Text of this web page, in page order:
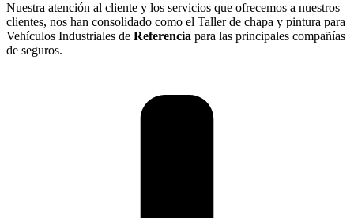
Nuestra atención al cliente y los servicios que ofrecemos a nuestros
clientes, nos han consolidado como el Taller de chapa y pintura para
Vehículos Industriales de Referencia para las principales compañías
de seguros.